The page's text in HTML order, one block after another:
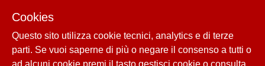
Sede Nazionale
via Giovanni Paisiello, 43 - 00198 - Roma
Cookies
Questo sito utilizza cookie tecnici, analytics e di terze
parti. Se vuoi saperne di più o negare il consenso a tutti o
ad alcuni cookie premi il tasto gestisci cookie o consulta